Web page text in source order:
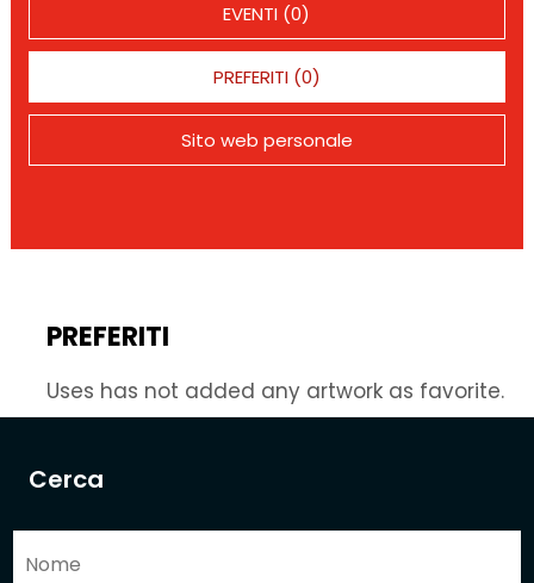
Cerca
EVENTI (0)
PREFERITI (0)
Sito web personale
PREFERITI
Uses has not added any artwork as favorite.